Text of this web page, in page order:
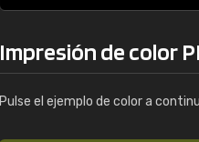
Impresión de color
Pulse el ejemplo de color a